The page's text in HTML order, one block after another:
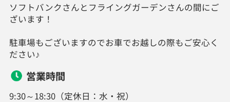
ソフトバンクさんとフライングガーデンさんの間にご
ざいます！
駐車場もございますのでお車でお越しの際もご安心く
ださい♪
営業時間
9:30～18:30（定休日：水・祝）